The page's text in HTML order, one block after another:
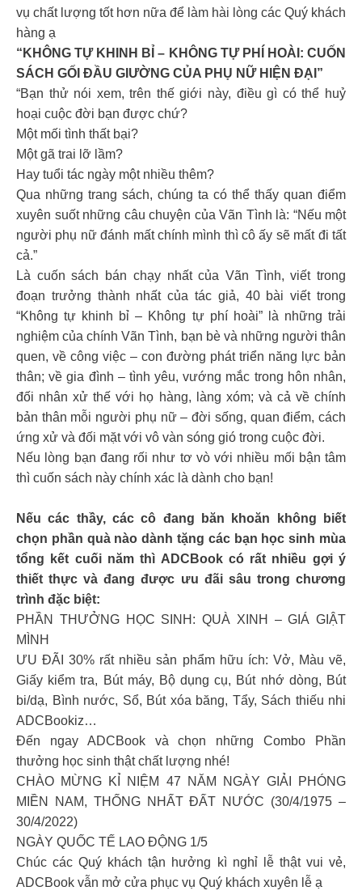
vụ chất lượng tốt hơn nữa để làm hài lòng các Quý khách
hàng ạ
“KHÔNG TỰ KHINH BỈ – KHÔNG TỰ PHÍ HOÀI: CUỐN
SÁCH GỐI ĐẦU GIƯỜNG CỦA PHỤ NỮ HIỆN ĐẠI”
“Bạn thử nói xem, trên thế giới này, điều gì có thể huỷ
hoại cuộc đời bạn được chứ?
Một mối tình thất bại?
Một gã trai lỡ lầm?
Hay tuổi tác ngày một nhiều thêm?
Qua những trang sách, chúng ta có thể thấy quan điểm
xuyên suốt những câu chuyện của Vãn Tình là: “Nếu một
người phụ nữ đánh mất chính mình thì cô ấy sẽ mất đi tất
cả.”
Là cuốn sách bán chạy nhất của Vãn Tình, viết trong
đoạn trưởng thành nhất của tác giả, 40 bài viết trong
“Không tự khinh bỉ – Không tự phí hoài” là những trải
nghiệm của chính Vãn Tình, bạn bè và những người thân
quen, về công việc – con đường phát triển năng lực bản
thân; về gia đình – tình yêu, vướng mắc trong hôn nhân,
đối nhân xử thế với họ hàng, làng xóm; và cả về chính
bản thân mỗi người phụ nữ – đời sống, quan điểm, cách
ứng xử và đối mặt với vô vàn sóng gió trong cuộc đời.
Nếu lòng bạn đang rối như tơ vò với nhiều mối bận tâm
thì cuốn sách này chính xác là dành cho bạn!
Nếu các thầy, các cô đang băn khoăn không biết
chọn phần quà nào dành tặng các bạn học sinh mùa
tổng kết cuối năm thì ADCBook có rất nhiều gợi ý
thiết thực và đang được ưu đãi sâu trong chương
trình đặc biệt:
PHẦN THƯỞNG HỌC SINH: QUÀ XINH – GIÁ GIẬT
MÌNH
ƯU ĐÃI 30% rất nhiều sản phẩm hữu ích: Vở, Màu vẽ,
Giấy kiểm tra, Bút máy, Bộ dụng cụ, Bút nhớ dòng, Bút
bi/dạ, Bình nước, Sổ, Bút xóa băng, Tẩy, Sách thiếu nhi
ADCBookiz…
Đến ngay ADCBook và chọn những Combo Phần
thưởng học sinh thật chất lượng nhé!
CHÀO MỪNG KỈ NIỆM 47 NĂM NGÀY GIẢI PHÓNG
MIỀN NAM, THỐNG NHẤT ĐẤT NƯỚC (30/4/1975 –
30/4/2022)
NGÀY QUỐC TẾ LAO ĐỘNG 1/5
Chúc các Quý khách tận hưởng kì nghỉ lễ thật vui vẻ,
ADCBook vẫn mở cửa phục vụ Quý khách xuyên lễ ạ